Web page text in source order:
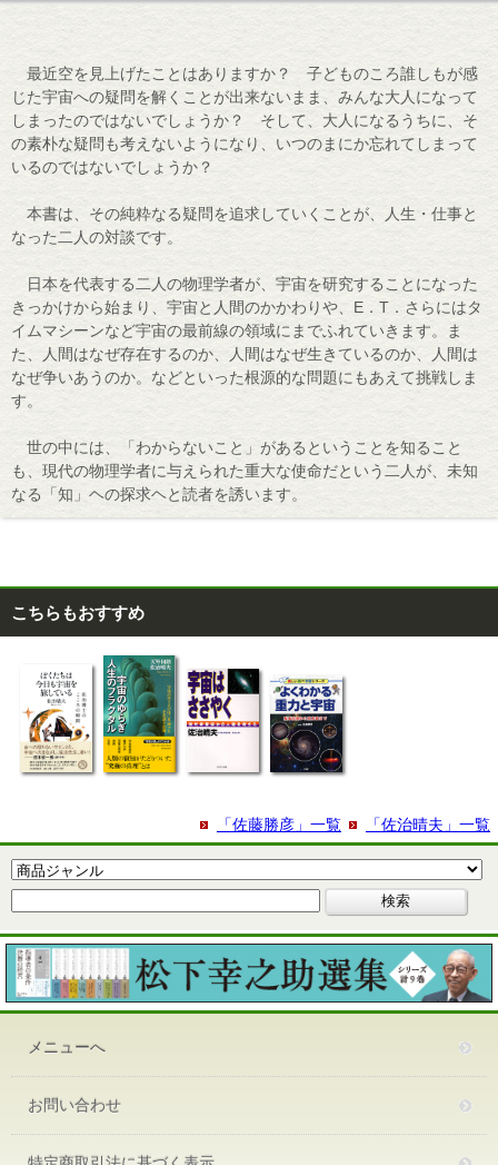
最近空を見上げたことはありますか？ 子どものころ誰しもが感
じた宇宙への疑問を解くことが出来ないまま、みんな大人になって
しまったのではないでしょうか？ そして、大人になるうちに、そ
の素朴な疑問も考えないようになり、いつのまにか忘れてしまって
いるのではないでしょうか？
本書は、その純粋なる疑問を追求していくことが、人生・仕事と
なった二人の対談です。
日本を代表する二人の物理学者が、宇宙を研究することになった
きっかけから始まり、宇宙と人間のかかわりや、E．T．さらにはタ
イムマシーンなど宇宙の最前線の領域にまでふれていきます。ま
た、人間はなぜ存在するのか、人間はなぜ生きているのか、人間は
なぜ争いあうのか。などといった根源的な問題にもあえて挑戦しま
す。
世の中には、「わからないこと」があるということを知ること
も、現代の物理学者に与えられた重大な使命だという二人が、未知
なる「知」ヘの探求ヘと読者を誘います。
こちらもおすすめ
「佐治晴夫」一覧
「佐藤勝彦」一覧
メニューへ
お問い合わせ